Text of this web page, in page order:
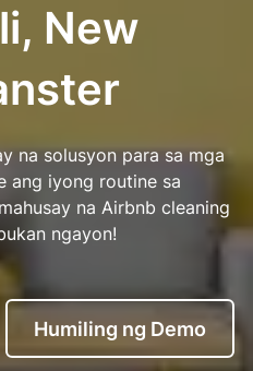
New
na solusyon para sa mga
ang iyong routine sa
na Airbnb cleaning
ngayon!
Humiling ng Demo